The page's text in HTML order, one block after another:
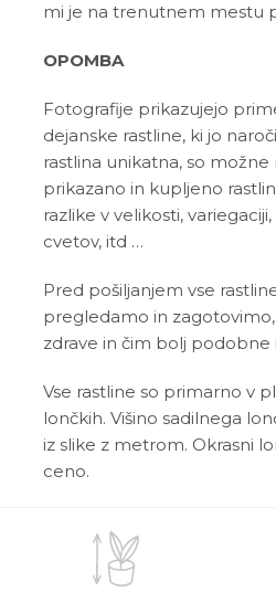
mi je na trenutnem mestu
OPOMBA
Fotografije prikazujejo
dejanske rastline, ki jo
rastlina unikatna, so možne
prikazano in kupljeno
razlike v velikosti,
cvetov, itd …
Pred pošiljanjem vse
pregledamo in
zdrave in čim bolj podobne
Vse rastline so primarno v
lončkih. Višino sadilnega
iz slike z metrom. Okrasni
ceno.